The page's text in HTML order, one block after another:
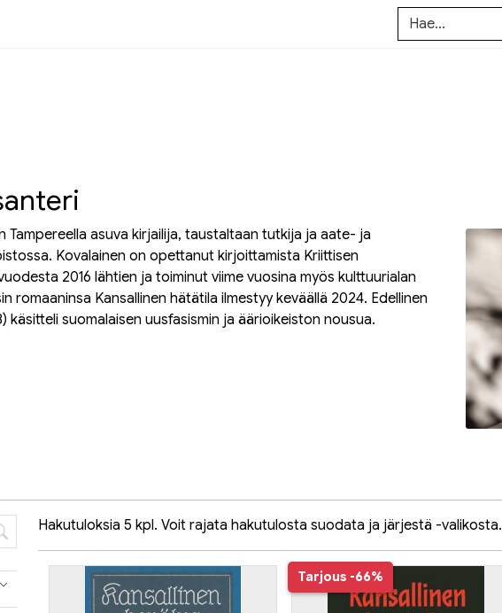
Tampereella asuva kirjailija, taustaltaan tutkija ja aate- ja
Kovalainen on opettanut kirjoittamista Kriittisen
2016 lähtien ja toiminut viime vuosina myös kulttuurialan
romaaninsa Kansallinen hätätila ilmestyy keväällä 2024. Edellinen
käsitteli suomalaisen uusfasismin ja äärioikeiston nousua.
Hakutuloksia 5 kpl. Voit rajata hakutulosta suodata ja järjestä -valikosta.
Tarjous -66%